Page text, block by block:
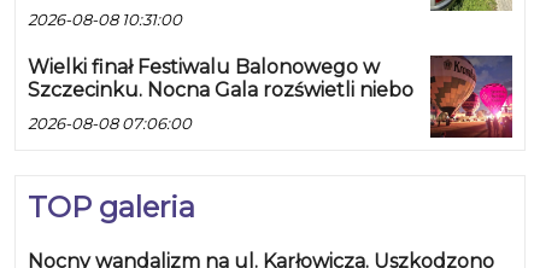
2026-08-08 10:31:00
Wielki finał Festiwalu Balonowego w
Szczecinku. Nocna Gala rozświetli niebo
2026-08-08 07:06:00
TOP galeria
Nocny wandalizm na ul. Karłowicza. Uszkodzono